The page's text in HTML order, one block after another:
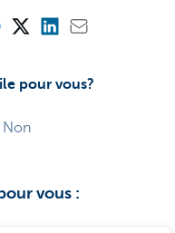
pour vous?
Non
vous :